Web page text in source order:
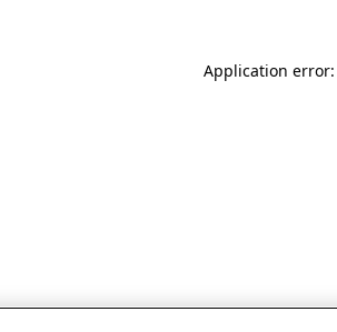
Application